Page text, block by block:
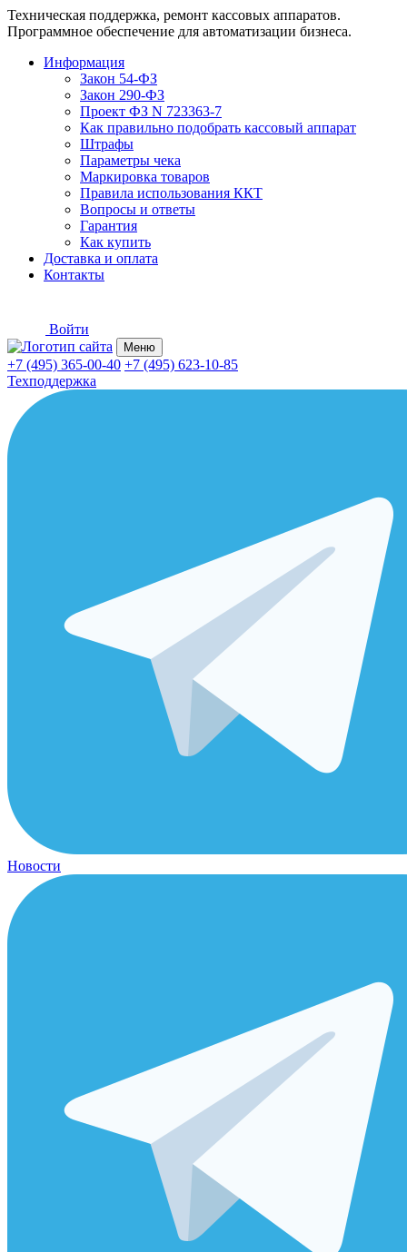
Техническая поддержка, ремонт кассовых аппаратов.
Программное обеспечение для автоматизации бизнеса.
Информация
Закон 54-ФЗ
Закон 290-ФЗ
Проект ФЗ N 723363-7
Как правильно подобрать кассовый аппарат
Штрафы
Параметры чека
Маркировка товаров
Правила использования ККТ
Вопросы и ответы
Гарантия
Как купить
Доставка и оплата
Контакты
Войти
Меню
+7 (495) 365-00-40 +7 (495) 623-10-85
Техподдержка
Новости